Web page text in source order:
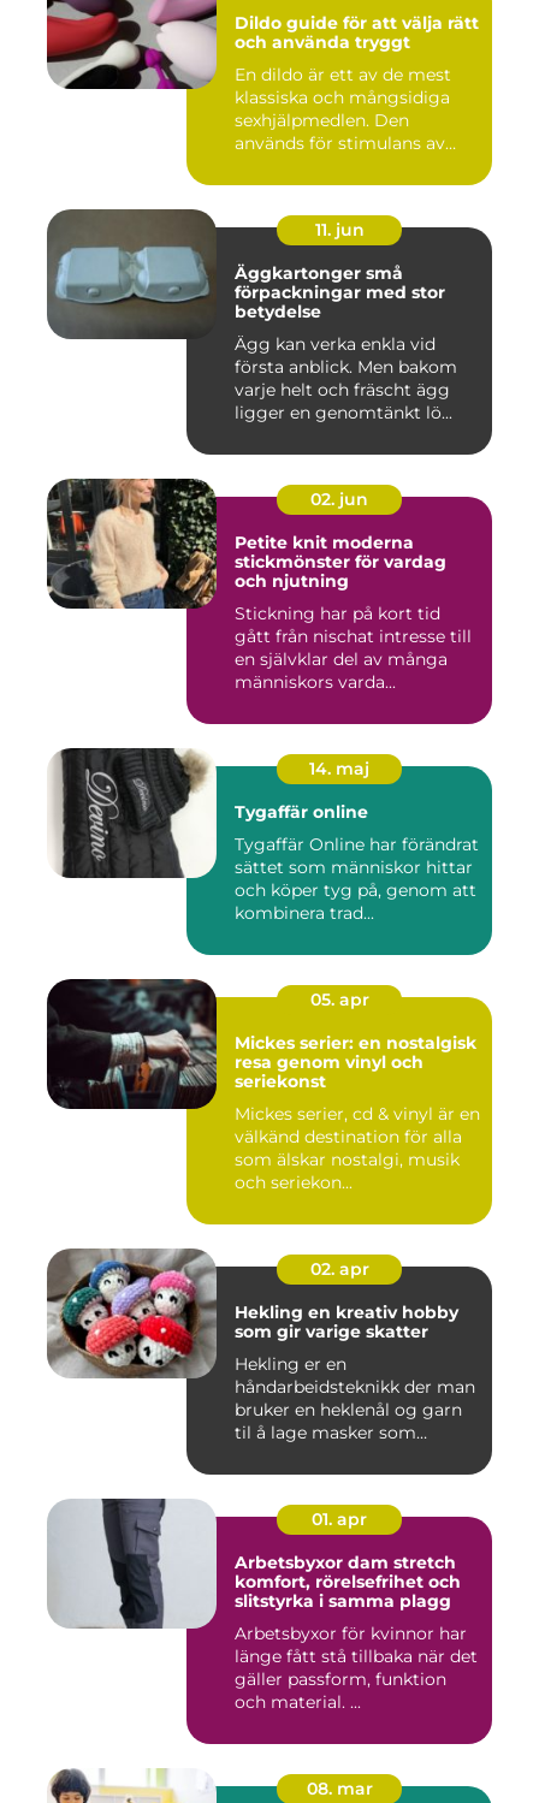
Dildo guide för att välja rätt
och använda tryggt
En dildo är ett av de mest
klassiska och mångsidiga
sexhjälpmedlen. Den
används för stimulans av
11. jun
Äggkartonger små
förpackningar med stor
betydelse
Ägg kan verka enkla vid
första anblick. Men bakom
varje helt och fräscht ägg
ligger en genomtänkt lö...
02. jun
Petite knit moderna
stickmönster för vardag
och njutning
Stickning har på kort tid
gått från nischat intresse till
en självklar del av många
människors varda...
14. maj
Tygaffär online
Tygaffär Online har förändrat
sättet som människor hittar
och köper tyg på, genom att
kombinera trad...
05. apr
Mickes serier: en nostalgisk
resa genom vinyl och
seriekonst
Mickes serier, cd & vinyl är en
välkänd destination för alla
som älskar nostalgi, musik
och seriekon...
02. apr
Hekling en kreativ hobby
som gir varige skatter
Hekling er en
håndarbeidsteknikk der man
bruker en heklenål og garn
til å lage masker som
01. apr
Arbetsbyxor dam stretch
komfort, rörelsefrihet och
slitstyrka i samma plagg
Arbetsbyxor för kvinnor har
länge fått stå tillbaka när det
gäller passform, funktion
och material. ...
08. mar